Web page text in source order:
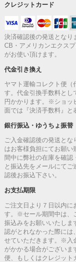
クレジットカード
決済確認後の発送とな
CB・アメリカンエクス
がお使い頂けます。
代金引き換え
ヤマト運輸コレクト便（
す。代金引換手数料とし
円かかります。※ショッ
面では『決済手数料』と
銀行振込・ゆうちょ振替
ご入金確認後の発送とな
はお客様負担にてお願い
間中に弊社の在庫を確認
と振込先をメールにて
認後お振込下さい。
お支払期限
ご注文日より７日以内に
す。※セール期間中は、
振込みをお願いいたし
認がとれなかった際には
せていただきます。※入
がかかる場合がございま
便、もしくはクレジット